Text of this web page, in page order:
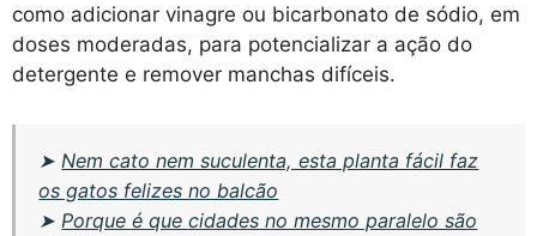
como adicionar vinagre ou bicarbonato de sódio, em
doses moderadas, para potencializar a ação do
detergente e remover manchas difíceis.
➤ Nem cato nem suculenta, esta planta fácil faz
os gatos felizes no balcão
➤ Porque é que cidades no mesmo paralelo são